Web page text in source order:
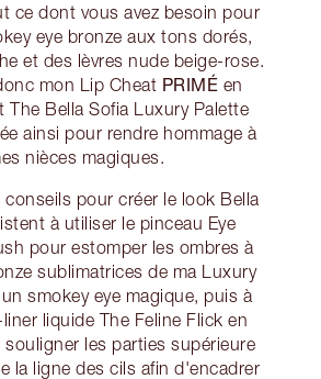
ce dont vous avez besoin pour
eye bronze aux tons dorés,
et des lèvres nude beige-rose.
mon Lip Cheat PRIMÉ en
The Bella Sofia Luxury Palette
ainsi pour rendre hommage à
nièces magiques.
conseils pour créer le look Bella
à utiliser le pinceau Eye
pour estomper les ombres à
sublimatrices de ma Luxury
smokey eye magique, puis à
liquide The Feline Flick en
souligner les parties supérieure
la ligne des cils afin d'encadrer